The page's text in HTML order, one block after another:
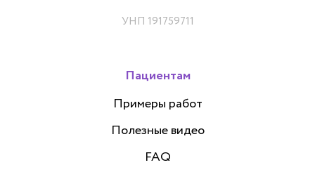
УНП 191759711
Пациентам
Примеры работ
Полезные видео
FAQ